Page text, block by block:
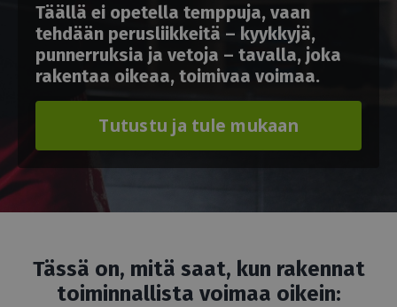
Täällä ei opetella temppuja, vaan
tehdään perusliikkeitä – kyykkyjä,
punnerruksia ja vetoja – tavalla, joka
rakentaa oikeaa, toimivaa voimaa.
Tutustu ja tule mukaan
Tässä on, mitä saat, kun rakennat
toiminnallista voimaa oikein: